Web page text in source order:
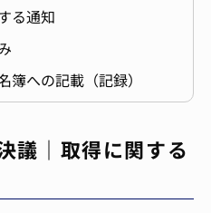
る通知
簿への記載（記録）
議｜取得に関する